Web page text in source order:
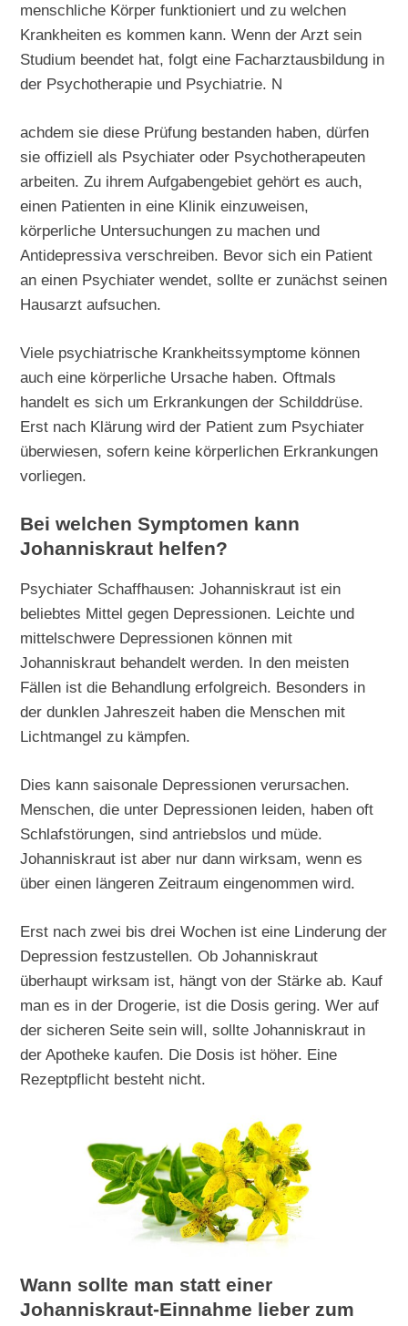
menschliche Körper funktioniert und zu welchen
Krankheiten es kommen kann. Wenn der Arzt sein
Studium beendet hat, folgt eine Facharztausbildung in
der Psychotherapie und Psychiatrie. N
achdem sie diese Prüfung bestanden haben, dürfen
sie offiziell als Psychiater oder Psychotherapeuten
arbeiten. Zu ihrem Aufgabengebiet gehört es auch,
einen Patienten in eine Klinik einzuweisen,
körperliche Untersuchungen zu machen und
Antidepressiva verschreiben. Bevor sich ein Patient
an einen Psychiater wendet, sollte er zunächst seinen
Hausarzt aufsuchen.
Viele psychiatrische Krankheitssymptome können
auch eine körperliche Ursache haben. Oftmals
handelt es sich um Erkrankungen der Schilddrüse.
Erst nach Klärung wird der Patient zum Psychiater
überwiesen, sofern keine körperlichen Erkrankungen
vorliegen.
Bei welchen Symptomen kann
Johanniskraut helfen?
Psychiater Schaffhausen: Johanniskraut ist ein
beliebtes Mittel gegen Depressionen. Leichte und
mittelschwere Depressionen können mit
Johanniskraut behandelt werden. In den meisten
Fällen ist die Behandlung erfolgreich. Besonders in
der dunklen Jahreszeit haben die Menschen mit
Lichtmangel zu kämpfen.
Dies kann saisonale Depressionen verursachen.
Menschen, die unter Depressionen leiden, haben oft
Schlafstörungen, sind antriebslos und müde.
Johanniskraut ist aber nur dann wirksam, wenn es
über einen längeren Zeitraum eingenommen wird.
Erst nach zwei bis drei Wochen ist eine Linderung der
Depression festzustellen. Ob Johanniskraut
überhaupt wirksam ist, hängt von der Stärke ab. Kauf
man es in der Drogerie, ist die Dosis gering. Wer auf
der sicheren Seite sein will, sollte Johanniskraut in
der Apotheke kaufen. Die Dosis ist höher. Eine
Rezeptpflicht besteht nicht.
Wann sollte man statt einer
Johanniskraut-Einnahme lieber zum